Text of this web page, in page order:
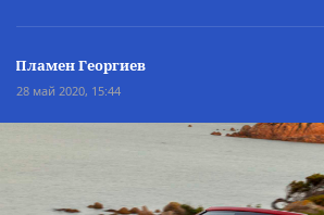
Пламен Георгиев
28 май 2020, 15:44